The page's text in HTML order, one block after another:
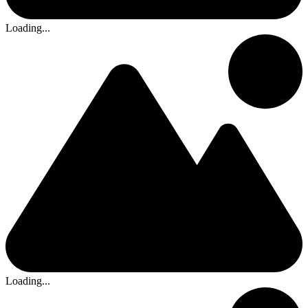
Loading...
Loading...